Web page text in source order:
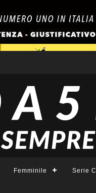
Femminile Serie